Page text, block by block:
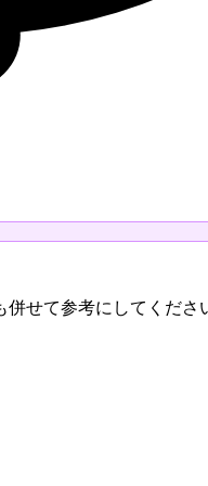
併せて参考にしてくださ